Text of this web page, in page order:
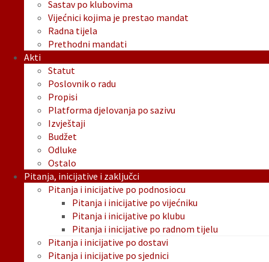
Sastav po klubovima
Vijećnici kojima je prestao mandat
Radna tijela
Prethodni mandati
Akti
Statut
Poslovnik o radu
Propisi
Platforma djelovanja po sazivu
Izvještaji
Budžet
Odluke
Ostalo
Pitanja, inicijative i zaključci
Pitanja i inicijative po podnosiocu
Pitanja i inicijative po vijećniku
Pitanja i inicijative po klubu
Pitanja i inicijative po radnom tijelu
Pitanja i inicijative po dostavi
Pitanja i inicijative po sjednici